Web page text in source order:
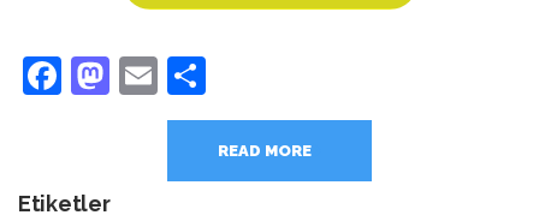
Facebook
Mastodon
Email
READ MORE
Etiketler